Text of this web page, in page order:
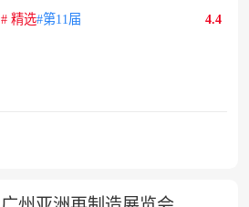
# 精选#第11届 4.4